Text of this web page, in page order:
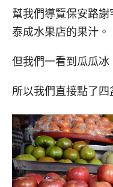
幫我們導覽保安路謝
泰成水果店的果汁。
但我們一看到瓜瓜冰
所以我們直接點了四